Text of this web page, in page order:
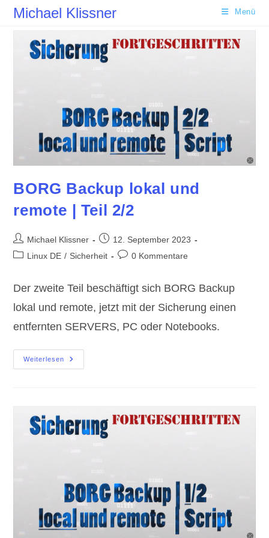
ZumMichael Klissner Menü
BORG Backup lokal und
remote | Teil 2/2
Beitrags-
Autor:
Michael Klissner
Beitrag
veröffentlicht:
12. September 2023
Beitrags-
Linux DE / Sicherheit
Beitrags-
0 Kommentare
Der zweite Teil beschäftigt sich BORG Backup
lokal und remote, jetzt mit der Sicherung einen
entfernten SERVERS, PC oder Notebooks.
Weiterlesen
BORG
Backup
2/2